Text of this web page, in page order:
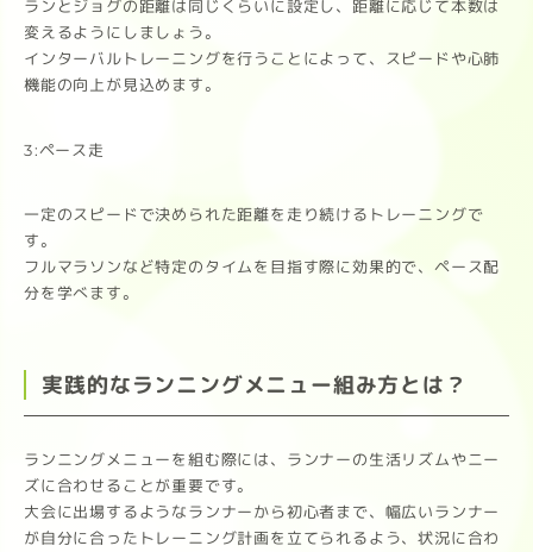
ランとジョグの距離は同じくらいに設定し、距離に応じて本数は
変えるようにしましょう。
インターバルトレーニングを行うことによって、スピードや心肺
機能の向上が見込めます。
3:ペース走
一定のスピードで決められた距離を走り続けるトレーニングで
す。
フルマラソンなど特定のタイムを目指す際に効果的で、ペース配
分を学べます。
実践的なランニングメニュー組み方とは？
ランニングメニューを組む際には、ランナーの生活リズムやニー
ズに合わせることが重要です。
大会に出場するようなランナーから初心者まで、幅広いランナー
が自分に合ったトレーニング計画を立てられるよう、状況に合わ